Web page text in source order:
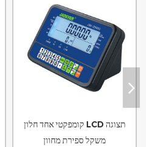
קומפקטי אחד חלון LCD תצוגה
משקל ספירת מחוון